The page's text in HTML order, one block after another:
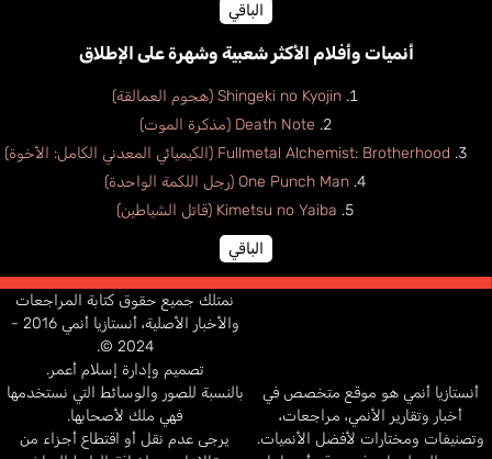
الباقي
أنميات وأفلام الأكثر شعبية وشهرة على الإطلاق
Shingeki no Kyojin (هجوم العمالقة)
Death Note (مذكرة الموت)
Fullmetal Alchemist: Brotherhood (الكيميائي المعدني الكامل: الأخوة)
One Punch Man (رجل اللكمة الواحدة)
Kimetsu no Yaiba (قاتل الشياطين)
الباقي
أنستازيا أنمي هو موقع متخصص في
أخبار وتقارير الأنمي، مراجعات،
وتصنيفات ومختارات لأفضل الأنميات.
نمتلك جميع حقوق كتابة المراجعات
والأخبار الأصلية، أنستازيا أنمي 2016 -
2024 ©.
تصميم وإدارة إسلام أعمر.
بالنسبة للصور والوسائط التي نستخدمها
فهي ملك لأصحابها.
يرجى عدم نقل أو اقتطاع أجزاء من